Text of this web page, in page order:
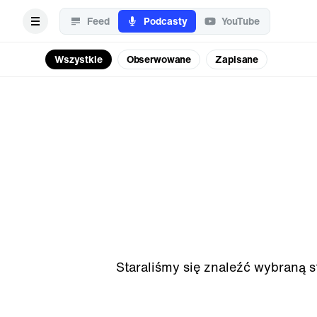
Feed Podcasty YouTube
Wszystkie Obserwowane Zapisane
Staraliśmy się znaleźć wybraną